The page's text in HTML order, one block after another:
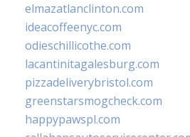
elmazatlanclinton.com
ideacoffeenyc.com
odieschillicothe.com
lacantinitagalesburg.com
pizzadeliverybristol.com
greenstarsmogcheck.com
happypawspl.com